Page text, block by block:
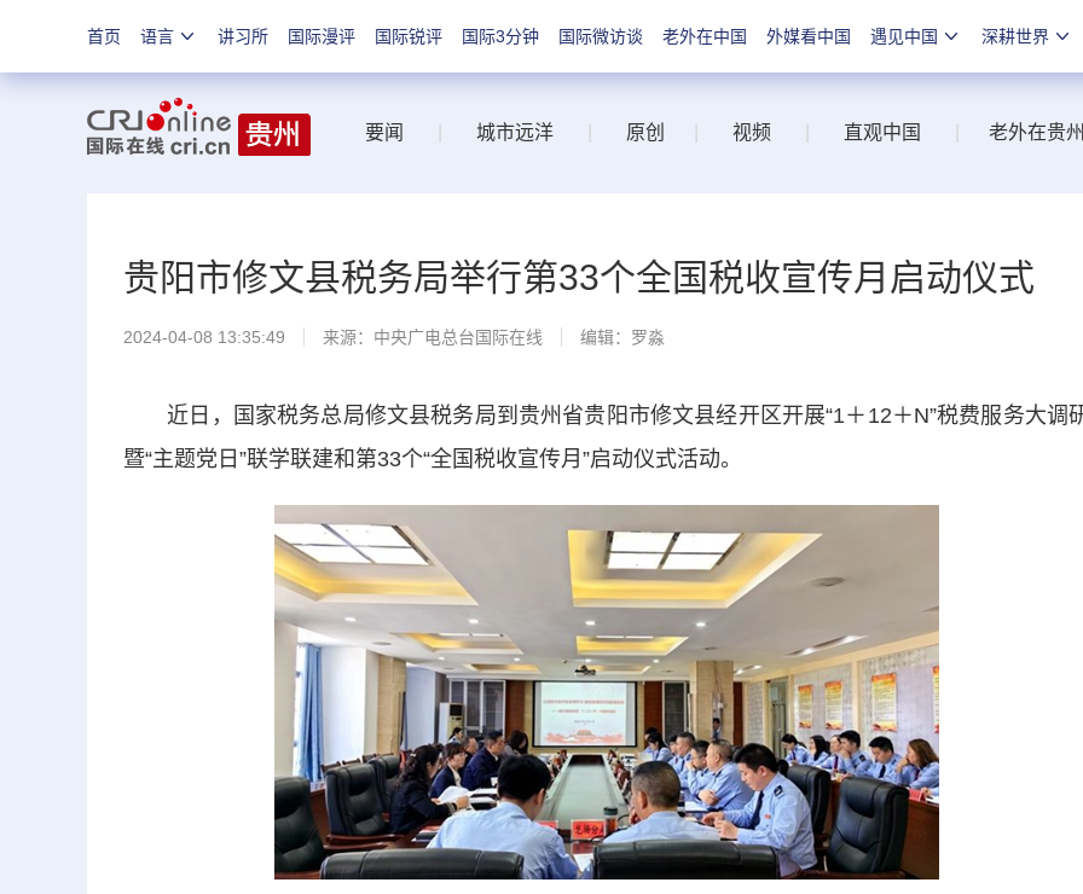
首页 语言 讲习所 国际漫评 国际锐评 国际3分钟 国际微访谈 老外在中国 外媒看中国 遇见中国 深耕世界
要闻 城市远洋 原创 视频 直观中国 老外在贵
贵阳市修文县税务局举行第33个全国税收宣传月启动仪式
2024-04-08 13:35:49 来源：中央广电总台国际在线 编辑：罗淼
近日，国家税务总局修文县税务局到贵州省贵阳市修文县经开区开展“1＋12＋N”税费服务大调
暨“主题党日”联学联建和第33个“全国税收宣传月”启动仪式活动。